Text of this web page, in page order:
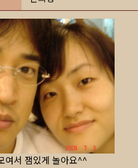
여서 잼있게 놀아요^^